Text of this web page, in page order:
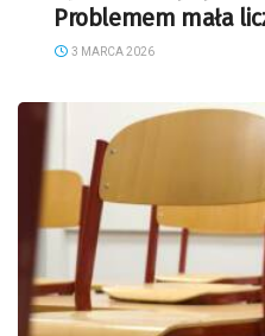
Problemem mała
3 MARCA 2026